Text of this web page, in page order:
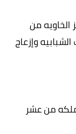
الخاويه من
وإزعاج
من عشر